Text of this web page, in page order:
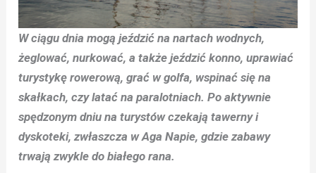
W ciągu dnia mogą jeździć na nartach wodnych,
żeglować, nurkować, a także jeździć konno, uprawiać
turystykę rowerową, grać w golfa, wspinać się na
skałkach, czy latać na paralotniach. Po aktywnie
spędzonym dniu na turystów czekają tawerny i
dyskoteki, zwłaszcza w Aga Napie, gdzie zabawy
trwają zwykle do białego rana.